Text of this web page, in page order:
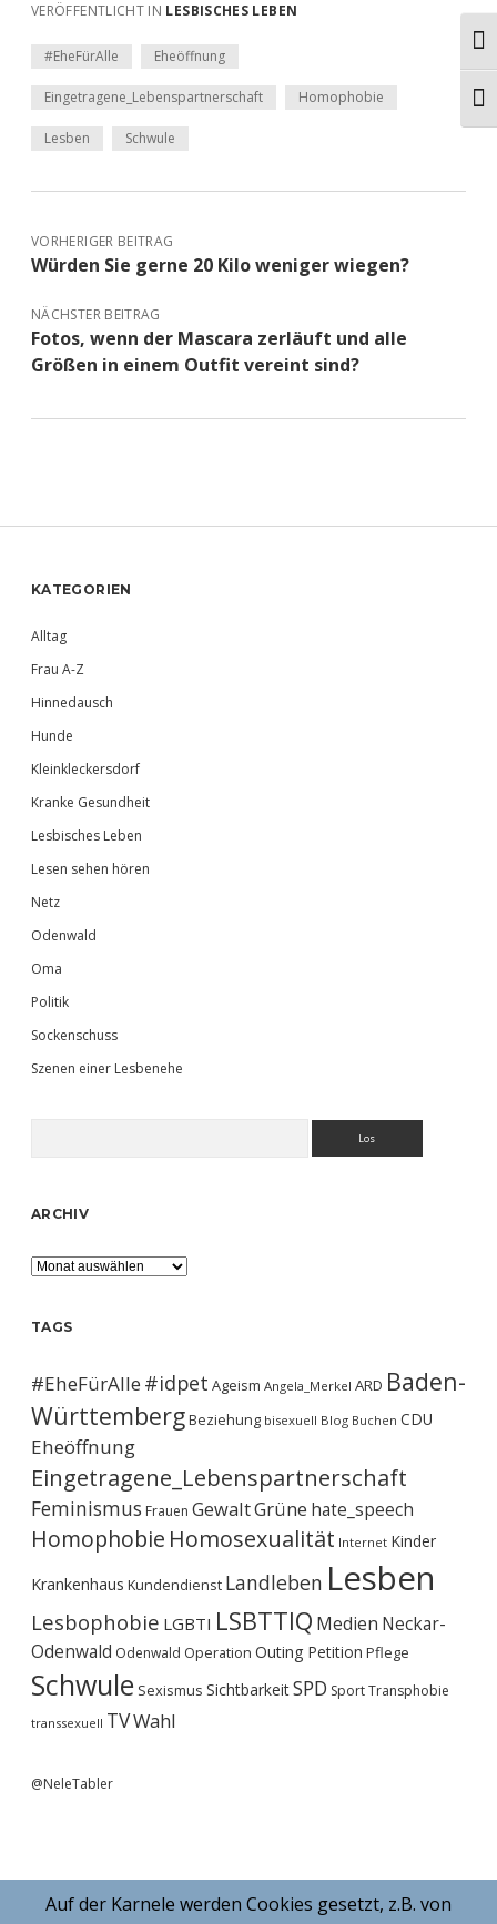
VERÖFFENTLICHT IN LESBISCHES LEBEN
#EheFürAlle Eheöffnung
Eingetragene_Lebenspartnerschaft Homophobie
Lesben Schwule
VORHERIGER BEITRAG
Würden Sie gerne 20 Kilo weniger wiegen?
NÄCHSTER BEITRAG
Fotos, wenn der Mascara zerläuft und alle
Größen in einem Outfit vereint sind?
Sidebar
KATEGORIEN
Alltag
Frau A-Z
Hinnedausch
Hunde
Kleinkleckersdorf
Kranke Gesundheit
Lesbisches Leben
Lesen sehen hören
Netz
Odenwald
Oma
Politik
Sockenschuss
Szenen einer Lesbenehe
ARCHIV
Archiv
TAGS
#EheFürAlle#idpet Ageism Angela_Merkel ARD Baden-
WürttembergBeziehung bisexuell Blog Buchen CDU
Eheöffnung
Eingetragene_Lebenspartnerschaft
Feminismus Frauen GewaltGrüne hate_speech
Homophobie Homosexualität Internet Kinder
Krankenhaus Kundendienst Landleben Lesben
Lesbophobie LGBTI LSBTTIQ Medien Neckar-
Odenwald Odenwald Operation Outing Petition Pflege
Schwule Sexismus SichtbarkeitSPD SportTransphobie
transsexuell TVWahl
@NeleTabler
Auf der Karnele werden Cookies gesetzt, z.B. von